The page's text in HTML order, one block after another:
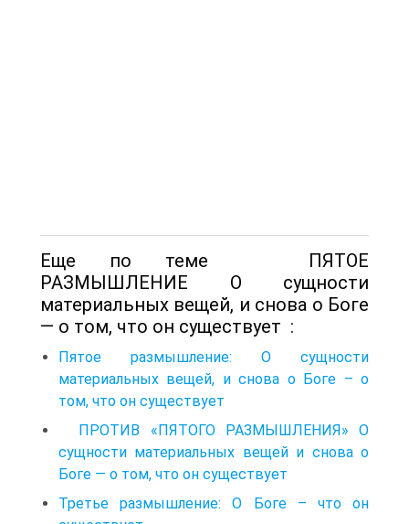
Еще по теме ПЯТОЕ
РАЗМЫШЛЕНИЕ О сущности
материальных вещей, и снова о Боге
— о том, что он существует :
Пятое размышление: О сущности
материальных вещей, и снова о Боге – о
том, что он существует
ПРОТИВ «ПЯТОГО РАЗМЫШЛЕНИЯ» О
сущности материальных вещей и снова о
Боге — о том, что он существует
Третье размышление: О Боге – что он